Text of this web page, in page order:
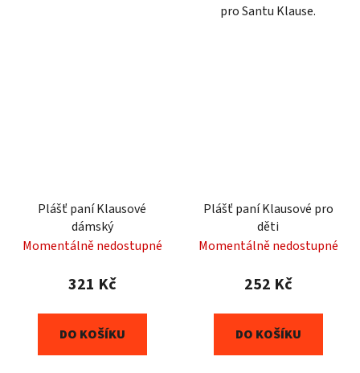
pro Santu Klause.
Plášť paní Klausové
dámský
Momentálně nedostupné
321 Kč
DO KOŠÍKU
Plášť paní Klausové pro
děti
Momentálně nedostupné
252 Kč
DO KOŠÍKU